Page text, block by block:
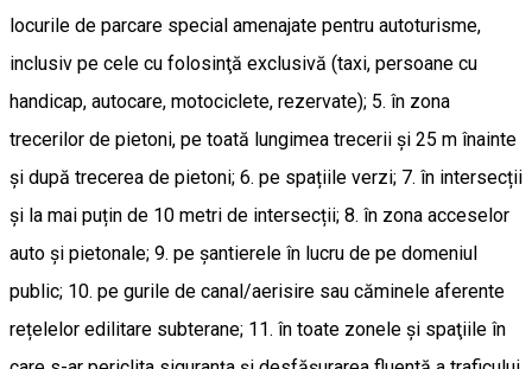
locurile de parcare special amenajate pentru autoturisme,
inclusiv pe cele cu folosinţă exclusivă (taxi, persoane cu
handicap, autocare, motociclete, rezervate); 5. în zona
trecerilor de pietoni, pe toată lungimea trecerii și 25 m înainte
și după trecerea de pietoni; 6. pe spațiile verzi; 7. în intersecții
și la mai puțin de 10 metri de intersecții; 8. în zona acceselor
auto şi pietonale; 9. pe şantierele în lucru de pe domeniul
public; 10. pe gurile de canal/aerisire sau căminele aferente
rețelelor edilitare subterane; 11. în toate zonele şi spaţiile în